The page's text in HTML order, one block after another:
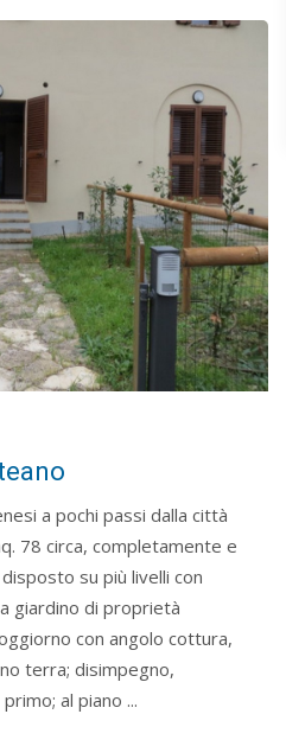
a pochi passi dalla città
78 circa, completamente e
su più livelli con
giardino di proprietà
con angolo cottura,
terra; disimpegno,
al piano ...